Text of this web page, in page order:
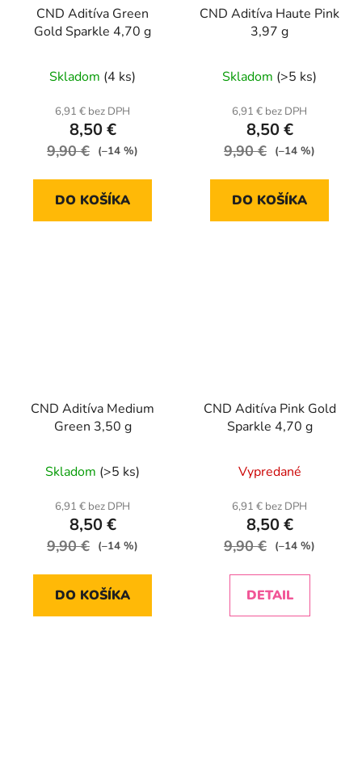
CND Aditíva Green
Gold Sparkle 4,70 g
Skladom (4 ks)
6,91 € bez DPH
8,50 €
9,90 € (–14 %)
DO KOŠÍKA
CND Aditíva Haute Pink
3,97 g
Skladom (>5 ks)
6,91 € bez DPH
8,50 €
9,90 € (–14 %)
DO KOŠÍKA
CND Aditíva Medium
Green 3,50 g
Skladom (>5 ks)
6,91 € bez DPH
8,50 €
9,90 € (–14 %)
DO KOŠÍKA
CND Aditíva Pink Gold
Sparkle 4,70 g
Vypredané
6,91 € bez DPH
8,50 €
9,90 € (–14 %)
DETAIL